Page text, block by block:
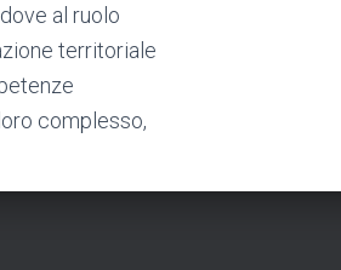
al ruolo
territoriale
complesso,